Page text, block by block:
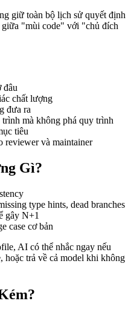
giữ toàn bộ lịch sử quyết định
giữa "mùi code" với "chủ đích
đâu
chất lượng
đưa ra
mà không phá quy trình
tiêu
reviewer và maintainer
Gì?
type hints, dead branches
gây N+1
case cơ bản
AI có thể nhắc ngay nếu
hoặc trả về cả model khi không